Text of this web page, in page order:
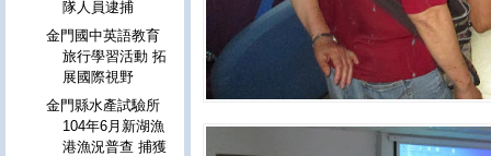
隊人員逮捕
金門國中英語教育
旅行學習活動 拓
展國際視野
金門縣水產試驗所
104年6月新湖漁
港漁況普查 捕獲